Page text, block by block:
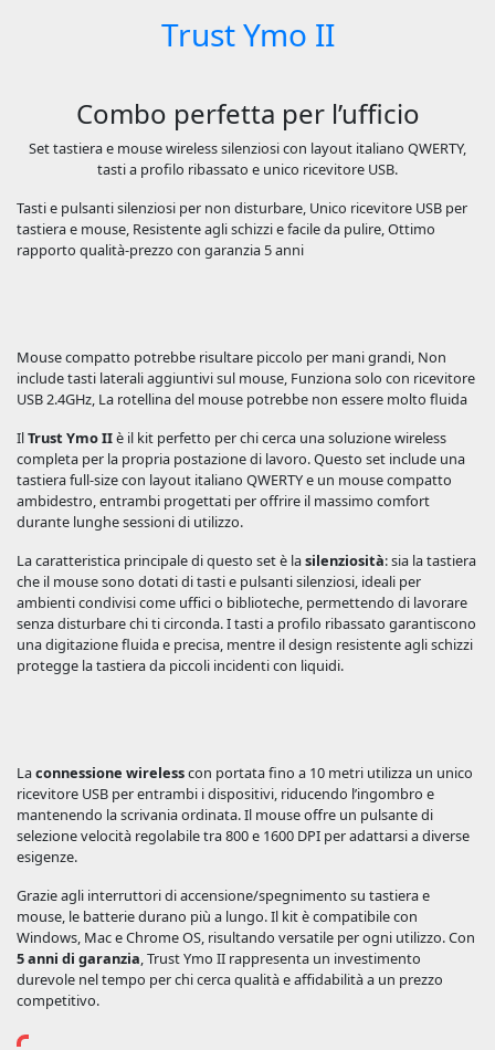
Trust Ymo II
Combo perfetta per l’ufficio
Set tastiera e mouse wireless silenziosi con layout italiano QWERTY,
tasti a profilo ribassato e unico ricevitore USB.
Tasti e pulsanti silenziosi per non disturbare, Unico ricevitore USB per
tastiera e mouse, Resistente agli schizzi e facile da pulire, Ottimo
rapporto qualità-prezzo con garanzia 5 anni
Mouse compatto potrebbe risultare piccolo per mani grandi, Non
include tasti laterali aggiuntivi sul mouse, Funziona solo con ricevitore
USB 2.4GHz, La rotellina del mouse potrebbe non essere molto fluida
IlTrust Ymo IIè il kit perfetto per chi cerca una soluzione wireless
completa per la propria postazione di lavoro. Questo set include una
tastiera full-size con layout italiano QWERTY e un mouse compatto
ambidestro, entrambi progettati per offrire il massimo comfort
durante lunghe sessioni di utilizzo.
La caratteristica principale di questo set è lasilenziosità: sia la tastiera
che il mouse sono dotati di tasti e pulsanti silenziosi, ideali per
ambienti condivisi come uffici o biblioteche, permettendo di lavorare
senza disturbare chi ti circonda. I tasti a profilo ribassato garantiscono
una digitazione fluida e precisa, mentre il design resistente agli schizzi
protegge la tastiera da piccoli incidenti con liquidi.
Laconnessione wirelesscon portata fino a 10 metri utilizza un unico
ricevitore USB per entrambi i dispositivi, riducendo l’ingombro e
mantenendo la scrivania ordinata. Il mouse offre un pulsante di
selezione velocità regolabile tra 800 e 1600 DPI per adattarsi a diverse
esigenze.
Grazie agli interruttori di accensione/spegnimento su tastiera e
mouse, le batterie durano più a lungo. Il kit è compatibile con
Windows, Mac e Chrome OS, risultando versatile per ogni utilizzo. Con
5 anni di garanzia, Trust Ymo II rappresenta un investimento
durevole nel tempo per chi cerca qualità e affidabilità a un prezzo
competitivo.